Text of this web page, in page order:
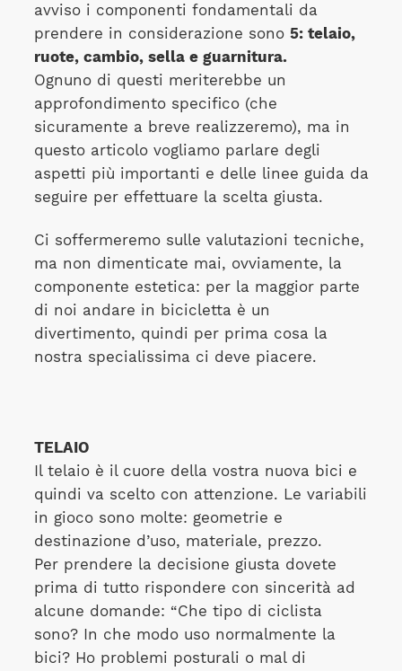
avviso i componenti fondamentali da
prendere in considerazione sono 5: telaio,
ruote, cambio, sella e guarnitura.
Ognuno di questi meriterebbe un
approfondimento specifico (che
sicuramente a breve realizzeremo), ma in
questo articolo vogliamo parlare degli
aspetti più importanti e delle linee guida da
seguire per effettuare la scelta giusta.
Ci soffermeremo sulle valutazioni tecniche,
ma non dimenticate mai, ovviamente, la
componente estetica: per la maggior parte
di noi andare in bicicletta è un
divertimento, quindi per prima cosa la
nostra specialissima ci deve piacere.
TELAIO
Il telaio è il cuore della vostra nuova bici e
quindi va scelto con attenzione. Le variabili
in gioco sono molte: geometrie e
destinazione d’uso, materiale, prezzo.
Per prendere la decisione giusta dovete
prima di tutto rispondere con sincerità ad
alcune domande: “Che tipo di ciclista
sono? In che modo uso normalmente la
bici? Ho problemi posturali o mal di